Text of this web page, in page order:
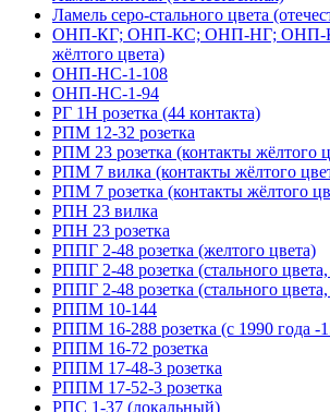
Ламель серо-стального цвета
ОНП-КГ; ОНП-КС; ОНП-НГ; ОНП-
жёлтого цвета)
ОНП-НС-1-108
ОНП-НС-1-94
РГ 1Н розетка (44 контакта)
РПМ 12-32 розетка
РПМ 23 розетка (контакты жёлтого
РПМ 7 вилка (контакты жёлтого
РПМ 7 розетка (контакты жёлтого
РПН 23 вилка
РПН 23 розетка
РППГ 2-48 розетка (желтого цвета)
РППГ 2-48 розетка (стального
РППГ 2-48 розетка (стального
РППМ 10-144
РППМ 16-288 розетка (с 1990 года -
РППМ 16-72 розетка
РППМ 17-48-3 розетка
РППМ 17-52-3 розетка
РПС 1-37 (локальный)